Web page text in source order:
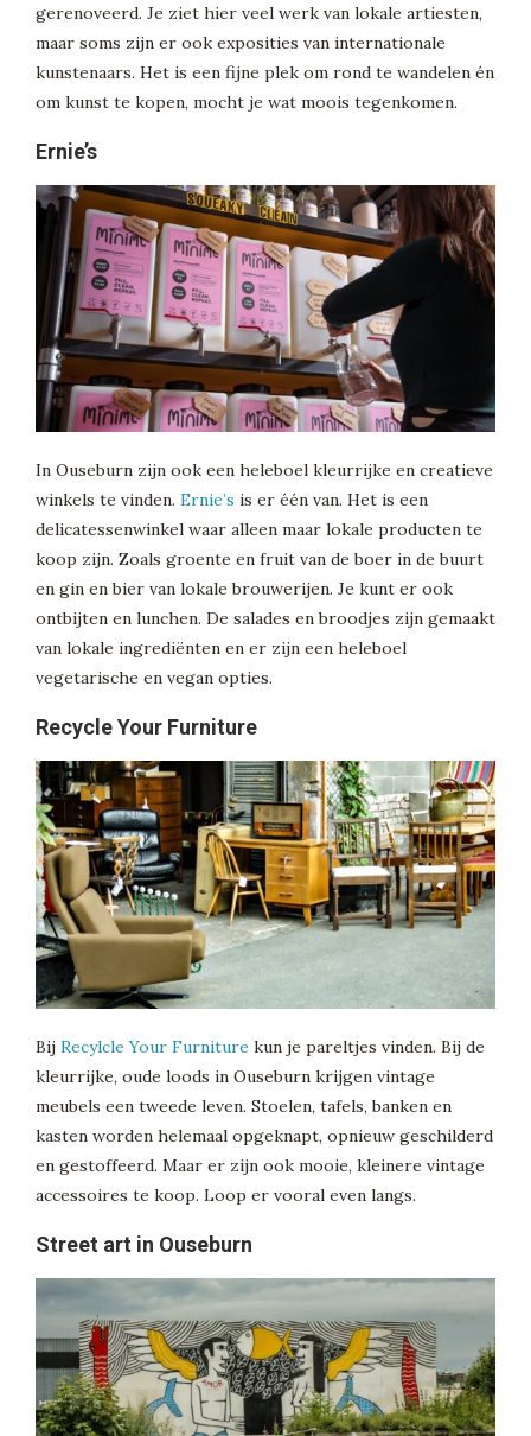
gerenoveerd. Je ziet hier veel werk van lokale artiesten,
maar soms zijn er ook exposities van internationale
kunstenaars. Het is een fijne plek om rond te wandelen én
om kunst te kopen, mocht je wat moois tegenkomen.
Ernie’s
In Ouseburn zijn ook een heleboel kleurrijke en creatieve
winkels te vinden. Ernie’s is er één van. Het is een
delicatessenwinkel waar alleen maar lokale producten te
koop zijn. Zoals groente en fruit van de boer in de buurt
en gin en bier van lokale brouwerijen. Je kunt er ook
ontbijten en lunchen. De salades en broodjes zijn gemaakt
van lokale ingrediënten en er zijn een heleboel
vegetarische en vegan opties.
Recycle Your Furniture
Bij Recylcle Your Furniture kun je pareltjes vinden. Bij de
kleurrijke, oude loods in Ouseburn krijgen vintage
meubels een tweede leven. Stoelen, tafels, banken en
kasten worden helemaal opgeknapt, opnieuw geschilderd
en gestoffeerd. Maar er zijn ook mooie, kleinere vintage
accessoires te koop. Loop er vooral even langs.
Street art in Ouseburn